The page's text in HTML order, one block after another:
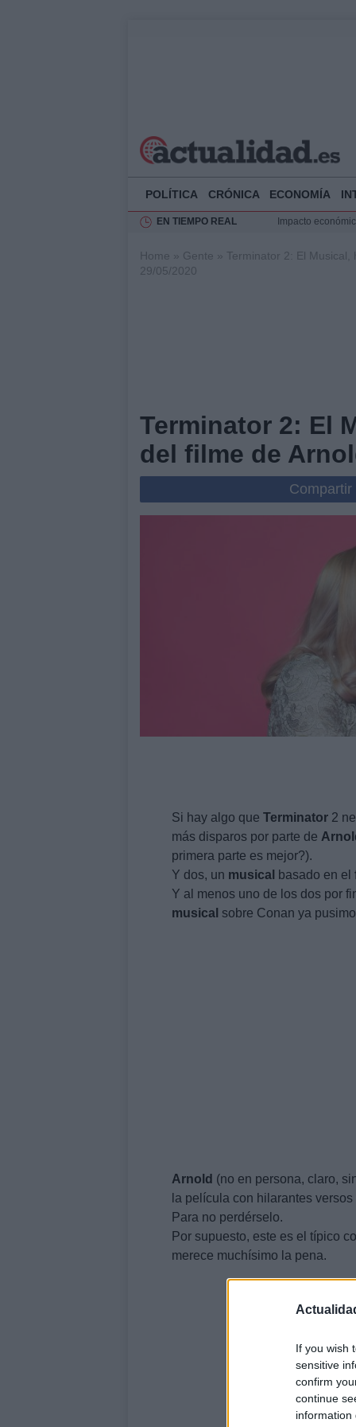
If you wish
sensitive
confirm
continue
information
POLÍTICA CRÓNICA ECONOMÍA
EN TIEMPO REAL
Impacto
Transformación
Home » Gente » Terminator 2: El
29/05/2020
Terminator 2: El
del filme de
Si hay algo que Terminator 2
más disparos por parte de
primera parte es mejor?).
Y dos, un musical basado en el
Y al menos uno de los dos por
musical sobre Conan ya
Arnold (no en persona, claro,
la película con hilarantes
Para no perdérselo.
Por supuesto, este es el típico
merece muchísimo la pena.